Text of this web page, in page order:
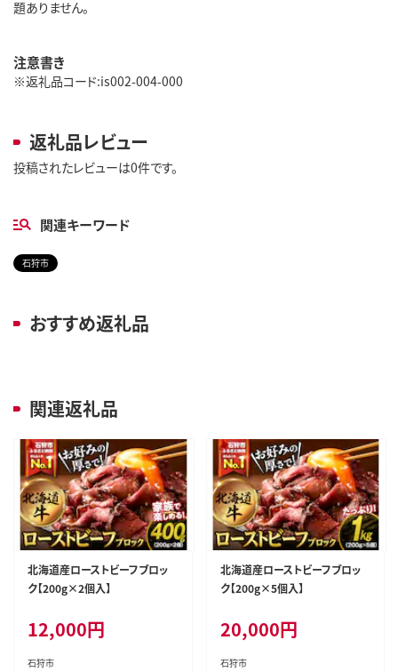
題ありません。
注意書き
※返礼品コード:is002-004-000
返礼品レビュー
投稿されたレビューは0件です。
関連キーワード
石狩市
おすすめ返礼品
関連返礼品
北海道産ローストビーフブロッ
ク【200g×2個入】
12,000円
石狩市
北海道産ローストビーフブロッ
ク【200g×5個入】
20,000円
石狩市